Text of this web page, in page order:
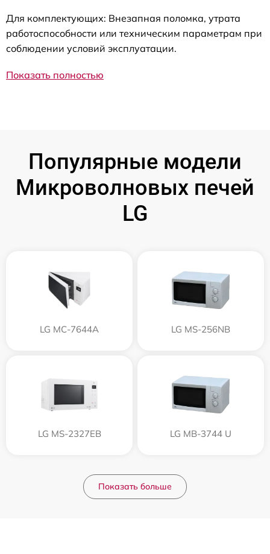
Для комплектующих: Внезапная поломка, утрата
работоспособности или техническим параметрам при
соблюдении условий эксплуатации.
Показать полностью
Популярные модели
Микроволновых печей
LG
LG MC-7644A LG MS-256NB
LG MS-2327EB LG MB-3744 U
Показать больше